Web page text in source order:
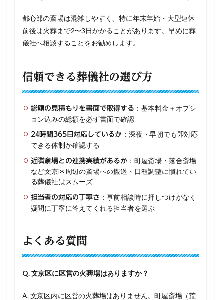
都心部の斎場は混雑しやすく、特に年末年始・大型連休
前後は火葬まで2〜3日かかることがあります。早めに葬
儀社へ相談することをお勧めします。
信頼できる葬儀社の選び方
総額の見積もりを書面で取得する ：基本料金＋オプシ
ョン込みの総額を必ず書面で確認
24時間365日対応しているか ：深夜・早朝でも即対応
できる体制か確認する
近隣斎場との連携実績があるか ：町屋斎場・落合斎場
など文京区周辺の斎場への搬送・日程調整に慣れてい
る葬儀社はスムーズ
担当者の対応の丁寧さ ：事前相談時に押しつけがなく
疑問に丁寧に答えてくれる担当者を選ぶ
よくある質問
Q. 文京区に区営の火葬場はありますか？
A. 文京区内に区営の火葬場はありません。町屋斎場（荒